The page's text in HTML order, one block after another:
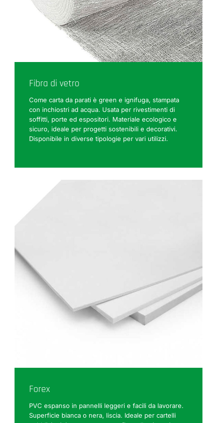
Fibra di vetro
Come carta da parati è green e ignifuga, stampata
con inchiostri ad acqua. Usata per rivestimenti di
soffitti, porte ed espositori. Materiale ecologico e
sicuro, ideale per progetti sostenibili e decorativi.
Disponibile in diverse tipologie per vari utilizzi.
Forex
PVC espanso in pannelli leggeri e facili da lavorare.
Superficie bianca o nera, liscia. Ideale per cartelli